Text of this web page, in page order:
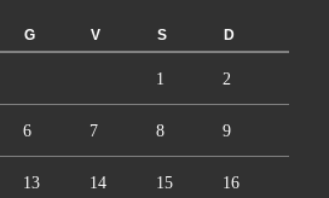
G V S D
1 2
6 7 8 9
13 14 15 16